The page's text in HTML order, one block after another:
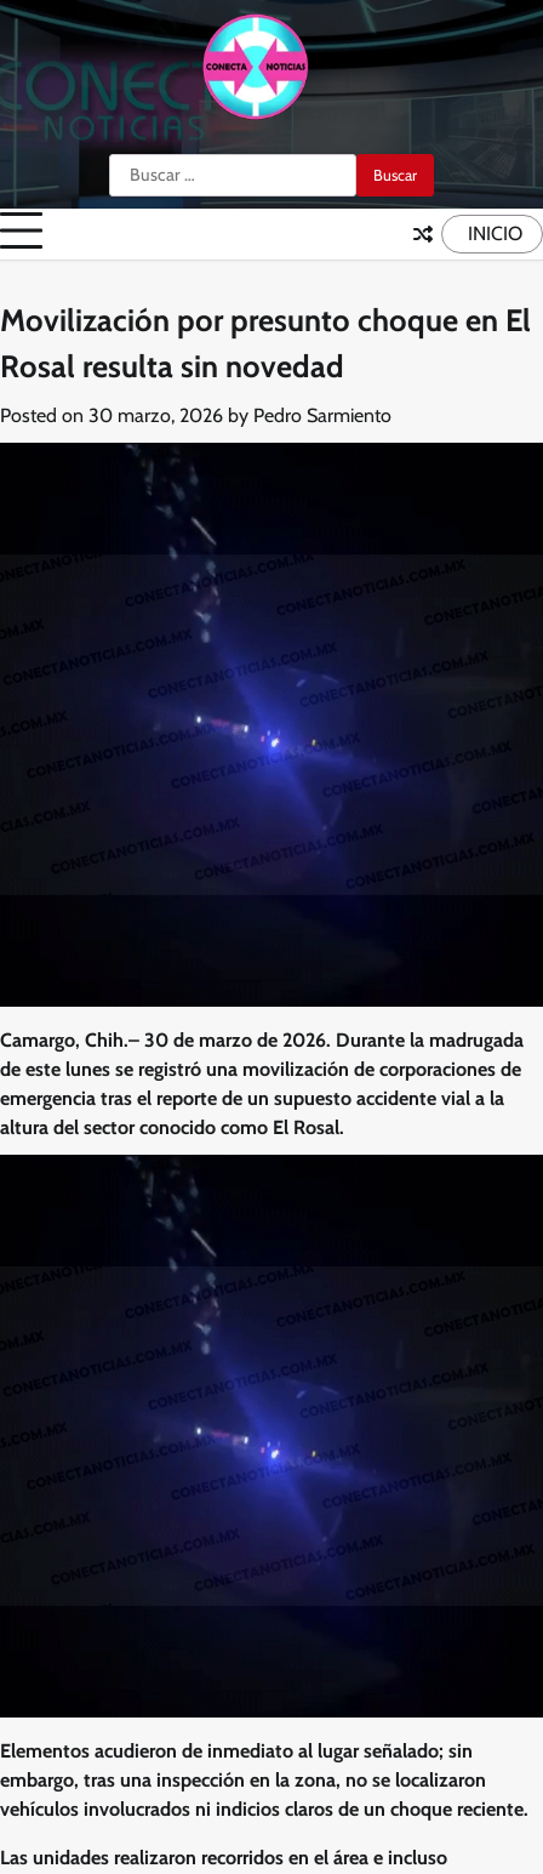
Skip
content
Buscar:
INICIO
Movilización por presunto choque en El
Rosal resulta sin novedad
Posted on 30 marzo, 2026 by Pedro Sarmiento
Camargo, Chih.– 30 de marzo de 2026. Durante la madrugada
de este lunes se registró una movilización de corporaciones de
emergencia tras el reporte de un supuesto accidente vial a la
altura del sector conocido como El Rosal.
Elementos acudieron de inmediato al lugar señalado; sin
embargo, tras una inspección en la zona, no se localizaron
vehículos involucrados ni indicios claros de un choque reciente.
Las unidades realizaron recorridos en el área e incluso